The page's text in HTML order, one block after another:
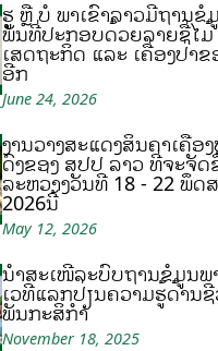
ຮູ້ ຫຼື ບໍ ພາເຂົ້າລາວມີຖານຂໍ້
ພັນທີ່ປະກອບດ້ວຍລາຍຊື່ໄມ້
ເສດຖະກິດ ແລະ ເຄື່ອງປ່າຂ
ອີກ
June 24, 2026
ງານວາງສະແດງສິນຄ້າເຄື່ອ
ດົງຂອງ ສປປ ລາວ ທີ່ຈະຈັດ
ລະຫວ່າງວັນທີ 18 - 22 ພຶດ
2026ນີ້
May 12, 2026
ນຳສະເໜີລະບົບຖານຂໍ້ມູນພ
ເວທີແລກປ່ຽນຄວາມຮູ້ດ້ານ
ພັນກະສິກຳ
November 18, 2025